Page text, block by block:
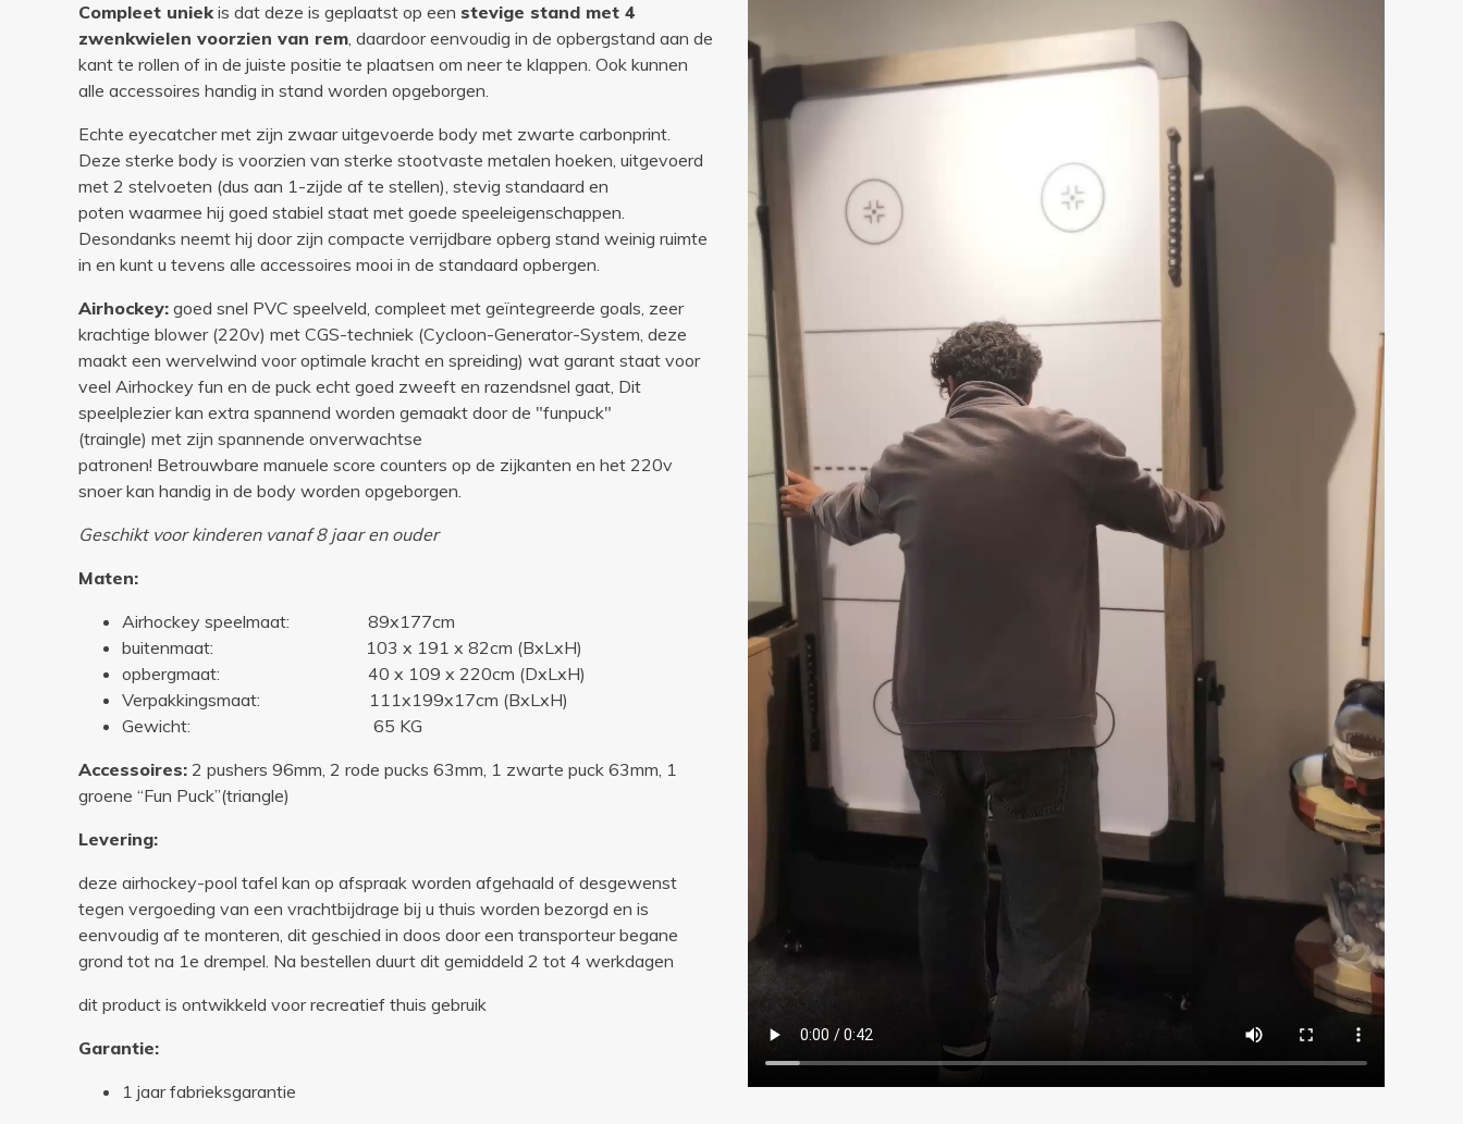
Compleet uniekis dat deze is geplaatst op een stevige stand met 4
zwenkwielen voorzien van rem, daardoor eenvoudig in de opbergstand aan de
kant te rollen of in de juiste positie te plaatsen om neer te klappen. Ook kunnen
alle accessoires handig in stand worden opgeborgen.
Echte eyecatcher met zijn zwaar uitgevoerde body met zwarte carbonprint.
Deze sterke body is voorzien van sterke stootvaste metalen hoeken, uitgevoerd
met 2 stelvoeten (dus aan 1-zijde af te stellen), stevig standaard en
poten waarmee hij goed stabiel staat met goede speeleigenschappen.
Desondanks neemt hij door zijn compacte verrijdbare opberg stand weinig ruimte
in en kunt u tevens alle accessoires mooi in de standaard opbergen.
Airhockey: goed snel PVC speelveld, compleet met geïntegreerde goals, zeer
krachtige blower (220v) met CGS-techniek (Cycloon-Generator-System, deze
maakt een wervelwind voor optimale kracht en spreiding) wat garant staat voor
veel Airhockey fun en de puck echt goed zweeft en razendsnel gaat, Dit
speelplezier kan extra spannend worden gemaakt door de "funpuck"
(traingle) met zijn spannende onverwachtse
patronen! Betrouwbare manuele score counters op de zijkanten en het 220v
snoer kan handig in de body worden opgeborgen.
Geschikt voor kinderen vanaf 8 jaar en ouder
Maten:
Airhockey speelmaat: 89x177cm
buitenmaat: 103 x 191 x 82cm (BxLxH)
opbergmaat: 40 x 109 x 220cm (DxLxH)
Verpakkingsmaat: 111x199x17cm (BxLxH)
Gewicht: 65 KG
Accessoires: 2 pushers 96mm, 2 rode pucks 63mm, 1 zwarte puck 63mm, 1
groene “Fun Puck”(triangle)
Levering:
deze airhockey-pool tafel kan op afspraak worden afgehaald of desgewenst
tegen vergoeding van een vrachtbijdrage bij u thuis worden bezorgd en is
eenvoudig af te monteren, dit geschied in doos door een transporteur begane
grond tot na 1e drempel. Na bestellen duurt dit gemiddeld 2 tot 4 werkdagen
dit product is ontwikkeld voor recreatief thuis gebruik
Garantie:
1 jaar fabrieksgarantie